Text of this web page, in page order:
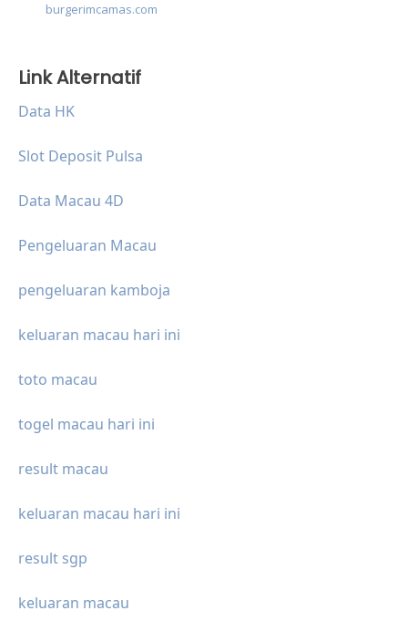
burgerimcamas.com
Link Alternatif
Data HK
Slot Deposit Pulsa
Data Macau 4D
Pengeluaran Macau
pengeluaran kamboja
keluaran macau hari ini
toto macau
togel macau hari ini
result macau
keluaran macau hari ini
result sgp
keluaran macau